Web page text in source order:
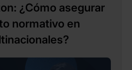
¿Cómo asegurar
normativo en